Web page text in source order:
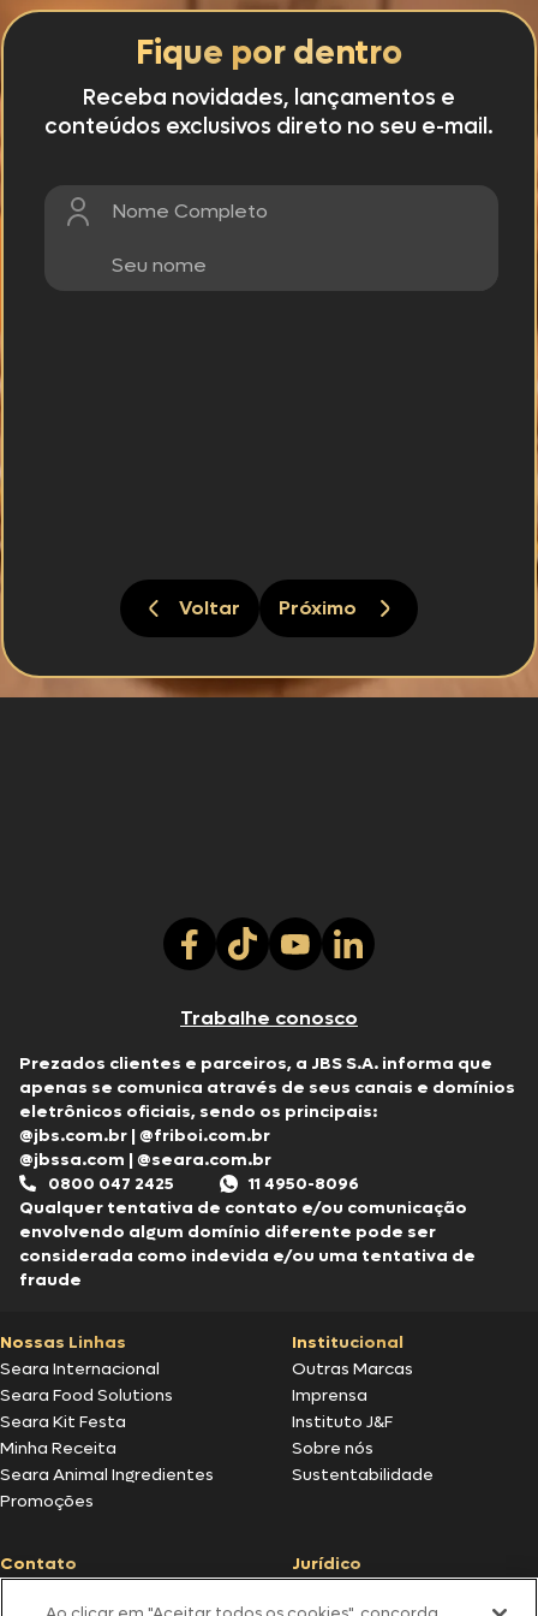
Fique por dentro
Receba novidades, lançamentos e
conteúdos exclusivos direto no seu e-mail.
Nome Completo
Voltar Próximo
Trabalhe conosco
Prezados clientes e parceiros, a JBS S.A. informa que
apenas se comunica através de seus canais e domínios
eletrônicos oficiais, sendo os principais:
@jbs.com.br | @friboi.com.br
@jbssa.com | @seara.com.br
0800 047 2425
11 4950-8096
Qualquer tentativa de contato e/ou comunicação
envolvendo algum domínio diferente pode ser
considerada como indevida e/ou uma tentativa de
fraude
Nossas Linhas
Seara Internacional
Seara Food Solutions
Seara Kit Festa
Minha Receita
Seara Animal Ingredientes
Promoções
Institucional
Outras Marcas
Imprensa
Instituto J&F
Sobre nós
Sustentabilidade
Contato
Jurídico